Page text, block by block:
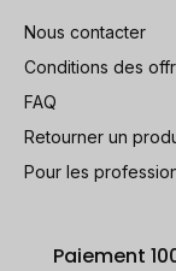
Nous contacter
Conditions des
FAQ
Retourner un
Pour les
Paiement